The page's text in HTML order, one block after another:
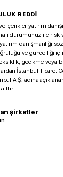
REDDİ
yatırım
mali durumunuz ile
danışmanlığı
ve güncelliği
gecikme veya
İstanbul Ticaret
A.Ş. adına
aittir.
şirketler